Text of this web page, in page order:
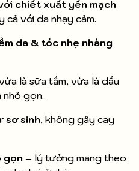
chiết xuất yến mạch
cả với da nhạy cảm.
da & tóc nhẹ nhàng
là sữa tắm, vừa là dầu
gọn.
sơ sinh, không gây cay
gọn – lý tưởng mang theo